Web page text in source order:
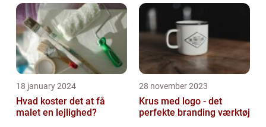
18 january 2024
Hvad koster det at få
malet en lejlighed?
28 november 2023
Krus med logo - det
perfekte branding værktøj